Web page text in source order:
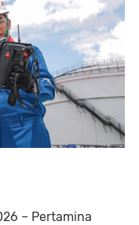
– Pertamina